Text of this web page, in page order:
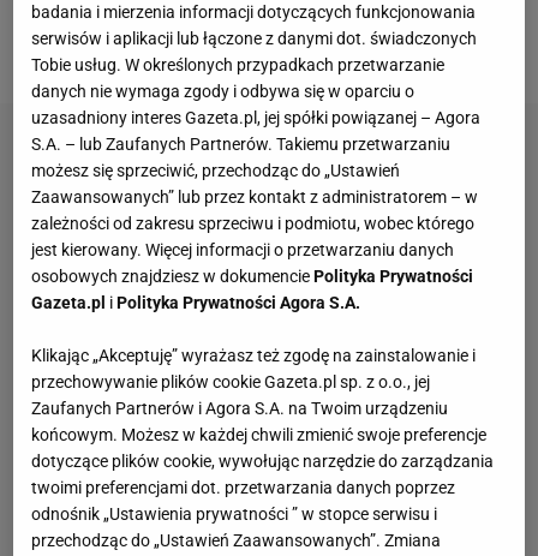
me be myself", czyli "Dzięki, że pozwalacie mi być
sobą" - rapuje w stylu gangsta Public Enemy.
badania i mierzenia informacji dotyczących funkcjonowania
serwisów i aplikacji lub łączone z danymi dot. świadczonych
Tobie usług. W określonych przypadkach przetwarzanie
danych nie wymaga zgody i odbywa się w oparciu o
uzasadniony interes Gazeta.pl, jej spółki powiązanej – Agora
S.A. – lub Zaufanych Partnerów. Takiemu przetwarzaniu
możesz się sprzeciwić, przechodząc do „Ustawień
Zaawansowanych” lub przez kontakt z administratorem – w
zależności od zakresu sprzeciwu i podmiotu, wobec którego
jest kierowany. Więcej informacji o przetwarzaniu danych
osobowych znajdziesz w dokumenciePolityka Prywatności
Gazeta.pl iPolityka Prywatności Agora S.A.
Klikając „Akceptuję” wyrażasz też zgodę na zainstalowanie i
przechowywanie plików cookie Gazeta.pl sp. z o.o., jej
Zaufanych Partnerów i Agora S.A. na Twoim urządzeniu
końcowym. Możesz w każdej chwili zmienić swoje preferencje
dotyczące plików cookie, wywołując narzędzie do zarządzania
twoimi preferencjami dot. przetwarzania danych poprzez
odnośnik „Ustawienia prywatności ” w stopce serwisu i
przechodząc do „Ustawień Zaawansowanych”. Zmiana